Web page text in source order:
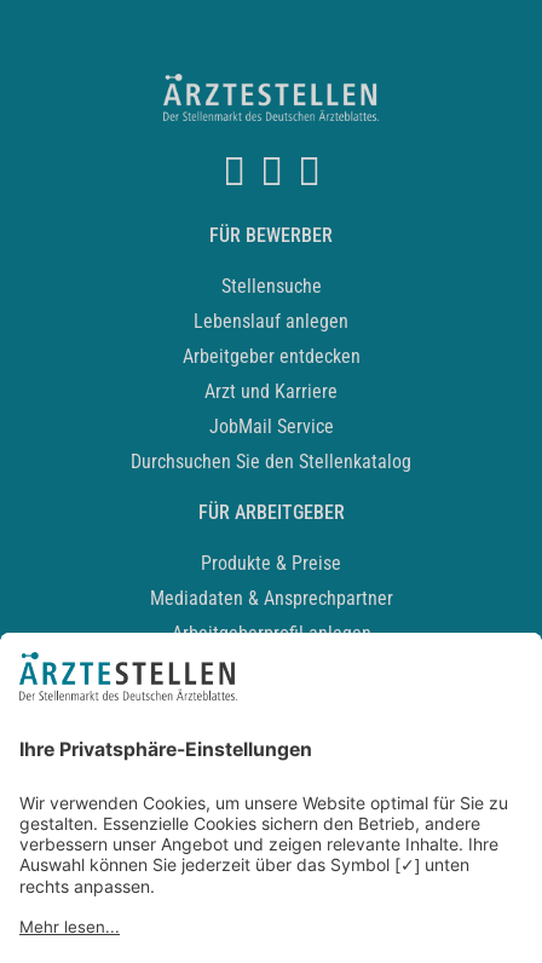
FÜR BEWERBER
Stellensuche
Lebenslauf anlegen
Arbeitgeber entdecken
Arzt und Karriere
JobMail Service
Durchsuchen Sie den Stellenkatalog
FÜR ARBEITGEBER
Produkte & Preise
Mediadaten & Ansprechpartner
Arbeitgeberprofil anlegen
Recruiting-Podcast
Kontakt
Datenschutz
Newsletter